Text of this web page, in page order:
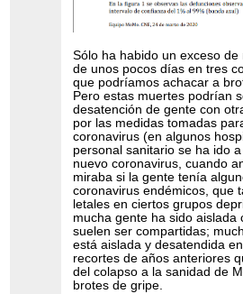
Sólo ha habido un exceso
de unos pocos días en tres
que podríamos achacar a
Pero estas muertes podrían
desatención de gente con
por las medidas tomadas
coronavirus (en algunos
personal sanitario se ha ido
nuevo coronavirus, cuando
miraba si la gente tenía
coronavirus endémicos, que
letales en ciertos grupos
mucha gente ha sido aislada
suelen ser compartidas;
está aislada y desatendida
recortes de años anteriores
del colapso a la sanidad de
brotes de gripe.